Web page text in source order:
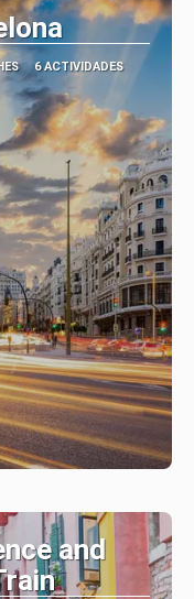
6 ACTIVIDADES
and